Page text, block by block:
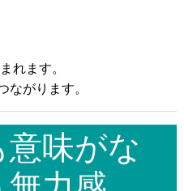
れます。
ながります。
意味がな